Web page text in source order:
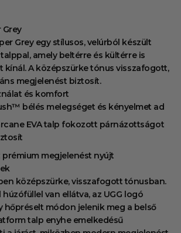
Grey
Grey egy stílusos, velúrból készült
amely beltérre és kültérre is
kínál. A középszürke tónus visszafogott,
megjelenést biztosít.
és komfort
bélés melegséget és kényelmet ad
EVA talp fokozott párnázottságot
prémium megjelenést nyújt
középszürke, visszafogott tónusban.
van ellátva, az UGG logó
módon jelenik meg a belső
talp enyhe emelkedésű